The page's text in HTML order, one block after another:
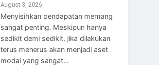
August 3, 2026
Menyisihkan pendapatan memang
sangat penting. Meskipun hanya
sedikit demi sedikit, jika dilakukan
terus menerus akan menjadi aset
modal yang sangat…